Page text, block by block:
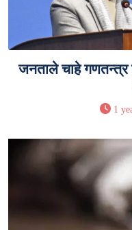
जनताले चाहे गणतन्त्र
1